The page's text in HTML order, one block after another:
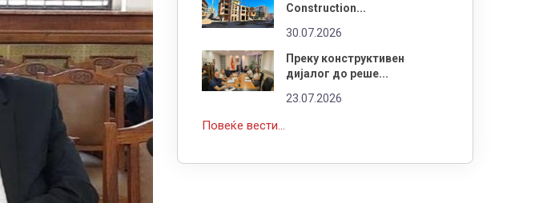
Construction...
30.07.2026
Преку конструктивен
дијалог до реше...
23.07.2026
Повеќе вести...